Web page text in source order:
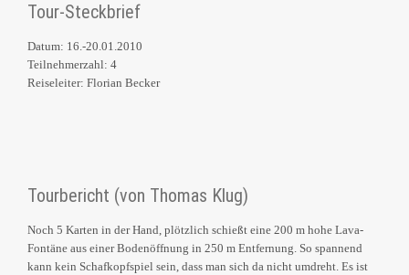
Tour-Steckbrief
Datum: 16.-20.01.2010
Teilnehmerzahl: 4
Reiseleiter: Florian Becker
Tourbericht (von Thomas Klug)
Noch 5 Karten in der Hand, plötzlich schießt eine 200 m hohe Lava-
Fontäne aus einer Bodenöffnung in 250 m Entfernung. So spannend
kann kein Schafkopfspiel sein, dass man sich da nicht umdreht. Es ist